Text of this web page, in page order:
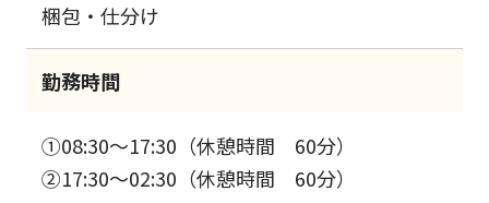
梱包・仕分け
勤務時間
①08:30～17:30（休憩時間 60分）
②17:30～02:30（休憩時間 60分）